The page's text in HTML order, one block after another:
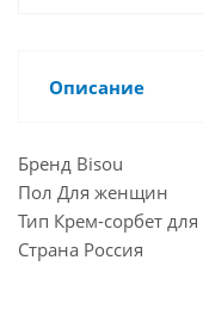
Описание
Бренд Bisou
Пол Для женщин
Тип Крем-сорбет для
Страна Россия